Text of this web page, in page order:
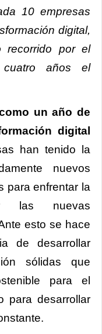
10 empresas
digital,
recorrido por el
cuatro años el
un año de
digital
han tenido la
nuevos
para enfrentar la
las nuevas
esto se hace
de desarrollar
sólidas que
para el
para desarrollar